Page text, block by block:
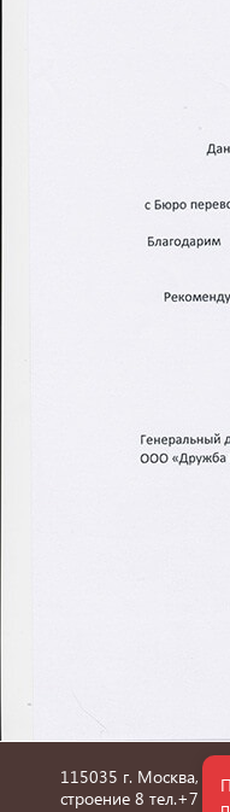
115035 г. Москва,
строение 8 тел.+7